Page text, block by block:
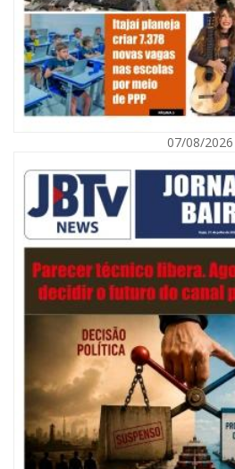
Defesa Civil orienta população sobre
prevenir alagamentos
NAVEGANTES
07/08/2026